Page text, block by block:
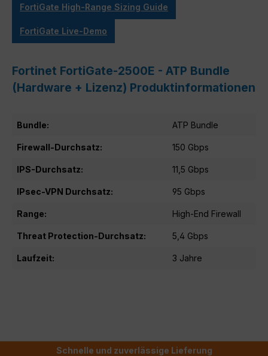
FortiGate High-Range Sizing Guide
FortiGate Live-Demo
Fortinet FortiGate-2500E - ATP Bundle
(Hardware + Lizenz) Produktinformationen
Bundle: ATP Bundle
Firewall-Durchsatz: 150 Gbps
IPS-Durchsatz: 11,5 Gbps
IPsec-VPN Durchsatz: 95 Gbps
Range: High-End Firewall
Threat Protection-Durchsatz: 5,4 Gbps
Laufzeit: 3 Jahre
Schnelle und zuverlässige Lieferung